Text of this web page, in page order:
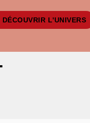
DÉCOUVRIR L'UNIVERS